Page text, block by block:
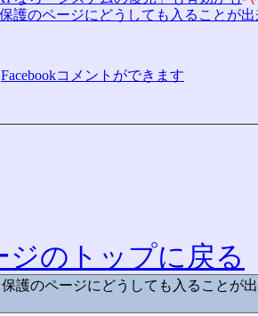
護のページにどうしても入ることが
Facebookコメントができます
のトップに戻る
護のページにどうしても入ることが